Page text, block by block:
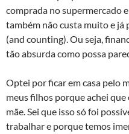
comprada no supermercado
também não custa muito e já
(and counting). Ou seja,
tão absurda como possa
Optei por ficar em casa pelo
meus filhos porque achei que
mãe. Sei que isso só foi
trabalhar e porque temos